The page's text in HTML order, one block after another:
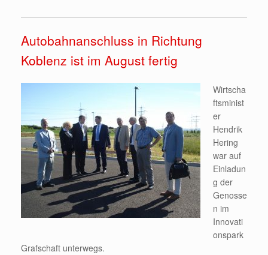
Autobahnanschluss in Richtung
Koblenz ist im August fertig
Wirtscha
ftsminist
er
Hendrik
Hering
war auf
Einladun
g der
Genosse
n im
Innovati
onspark
Grafschaft unterwegs.